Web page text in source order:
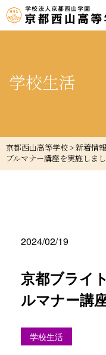
学校生活
京都西山高等学校 > 新着情報
ブルマナー講座を実施しまし
2024/02/19
京都ブライ
ルマナー講
学校生活